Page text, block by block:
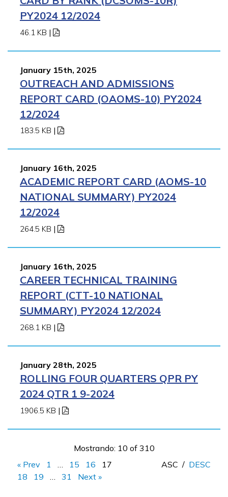
PY2024 12/2024
46.1 KB |
January 15th, 2025
OUTREACH AND ADMISSIONS
REPORT CARD (OAOMS-10) PY2024
12/2024
183.5 KB |
January 16th, 2025
ACADEMIC REPORT CARD (AOMS-10
NATIONAL SUMMARY) PY2024
12/2024
264.5 KB |
January 16th, 2025
CAREER TECHNICAL TRAINING
REPORT (CTT-10 NATIONAL
SUMMARY) PY2024 12/2024
268.1 KB |
January 28th, 2025
ROLLING FOUR QUARTERS QPR PY
2024 QTR 1 9-2024
1906.5 KB |
Mostrando: 10 of 310
« Prev
1 15 16
17
18
19 31 Next »
ASC / DESC